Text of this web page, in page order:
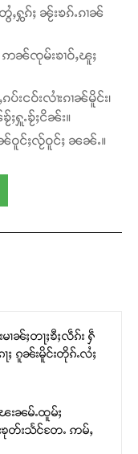
ႇႁွၵ်ႈ ၼႂ်းၶၵ်ႉၵၢၼ်
ဢၼ်ၸုမ်းၶၢဝ်ႇၽူႈ
းငဝ်းလၢႆးၵၢၼ်မိူင်း၊
ႈႁူႉၶႂ်ႈငိၼ်း။
ၼ်ဝူင်ႈလႂ်ဝူင်ႈ ၼၼ်ႉ။
ၢၼ်ႈတႃႈၶီႈလဵၵ်း ႁဵ
ၵူၼ်းမိူင်းတိုၵ်ႉလႆႈ
းၼမ်ႉထူမ်ႈ
တ်းသႅင်တႄႉ ဢမ်ႇ